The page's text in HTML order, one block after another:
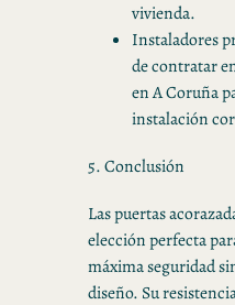
vivienda.
Instaladores
de contratar
en A Coruña
instalación
5. Conclusión
Las puertas
elección perfecta
máxima seguridad
diseño. Su